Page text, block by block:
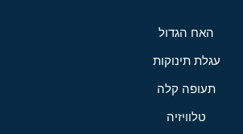
האח הגדול
עגלת תינוקות
תעופה קלה
טלוויזיה